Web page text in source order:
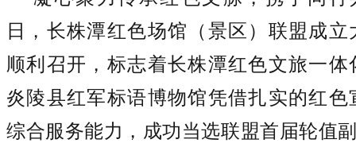
日，长株潭红色场馆（景区）联盟成
顺利召开，标志着长株潭红色文旅一
炎陵县红军标语博物馆凭借扎实的红
综合服务能力，成功当选联盟首届轮值